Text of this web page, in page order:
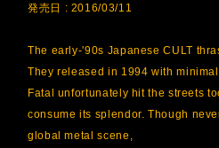
発売日 : 2016/03/11
The early-'90s Japanese CULT
They released in 1994 with
Fatal unfortunately hit the streets
consume its splendor. Though
global metal scene,